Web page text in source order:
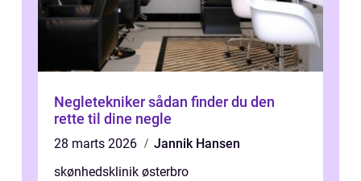
Negletekniker sådan finder du den
rette til dine negle
28 marts 2026
Jannik Hansen
skønhedsklinik østerbro